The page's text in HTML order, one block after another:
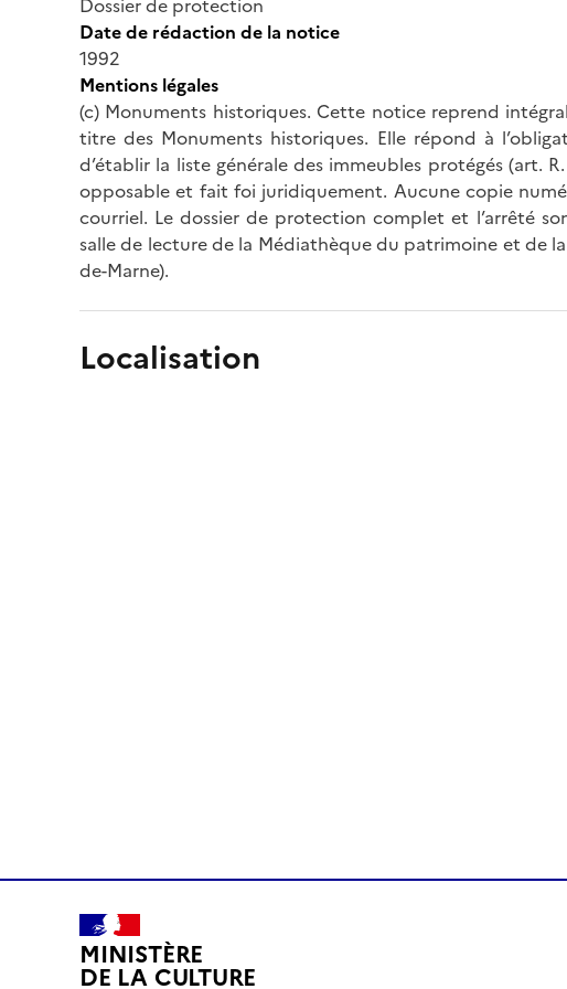
Date de rédaction de la notice
1992
Mentions légales
(c) Monuments historiques. Cette notice reprend
titre des Monuments historiques. Elle répond à
d’établir la liste générale des immeubles protégés (art.
opposable et fait foi juridiquement. Aucune copie
courriel. Le dossier de protection complet et l’arrêté
salle de lecture de la Médiathèque du patrimoine et de
de-Marne).
Localisation
MINISTÈRE
DE LA CULTURE